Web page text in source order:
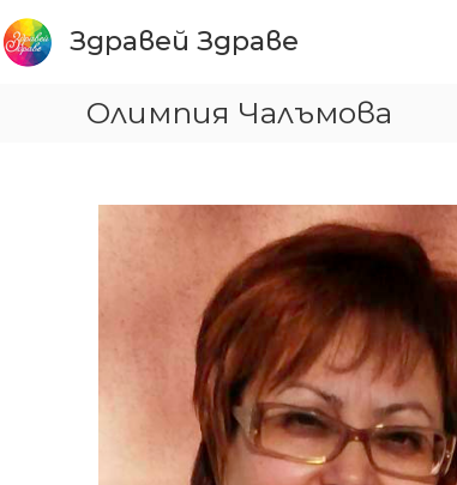
съдържаниетоЗдравей Здраве
Олимпия Чалъмова